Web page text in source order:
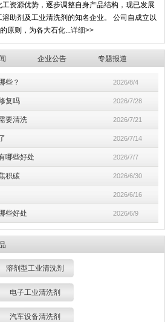
资源优势，逐步调整自身产品结构，现已发展
助剂及工业清洗剂的知名企业。 公司自成立以
原则，为各大石化... 详细>>
企业公告 专题报道
些？ 2026/8/4
复吗 2026/7/28
要清洗 2026/7/21
2026/7/14
哪些好处 2026/7/7
积碳 2026/6/30
2026/6/16
些好处 2026/6/9
溶剂型工业清洗剂
电子工业清洗剂
汽车设备清洗剂